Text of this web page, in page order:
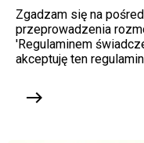
Zgadzam się na
przeprowadzenia
'Regulaminem
akceptuję ten
east